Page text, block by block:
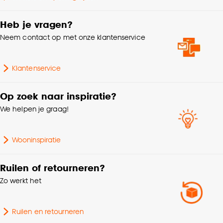
kan aanpassen, bekijk hiervoor onze
cookieverklaring
Heb je vragen?
Neem contact op met onze klantenservice
Klantenservice
Op zoek naar inspiratie?
We helpen je graag!
Wooninspiratie
Ruilen of retourneren?
Zo werkt het
Ruilen en retourneren